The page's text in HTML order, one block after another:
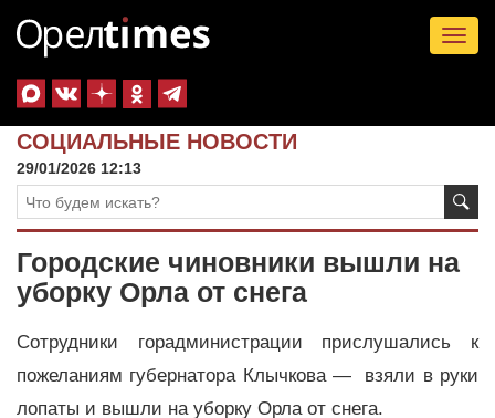
СОЦИАЛЬНЫЕ НОВОСТИ
29/01/2026 12:13
Городские чиновники вышли на
уборку Орла от снега
Сотрудники горадминистрации прислушались к
пожеланиям губернатора Клычкова — взяли в руки
лопаты и вышли на уборку Орла от снега.